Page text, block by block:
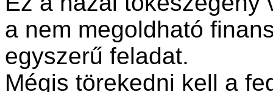
a nem megoldható
egyszerű feladat.
Mégis törekedni kell a